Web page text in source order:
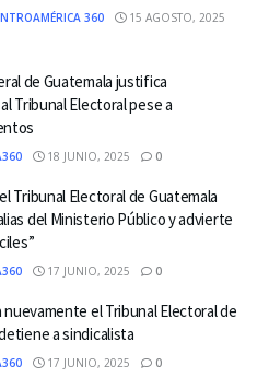
360
15 AGOSTO, 2025
de Guatemala justifica
Tribunal Electoral pese a
18 JUNIO, 2025 0
Tribunal Electoral de Guatemala
del Ministerio Público y advierte
17 JUNIO, 2025 0
nuevamente el Tribunal Electoral de
a sindicalista
17 JUNIO, 2025 0